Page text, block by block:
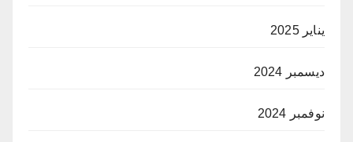
يناير 2025
ديسمبر 2024
نوفمبر 2024